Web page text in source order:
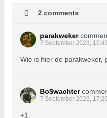
2 comments
parakweker
7 September 2023, 15:43
Wie is hier de parakweker,
Bo$wachter
7 September 2023, 17:20
+1.